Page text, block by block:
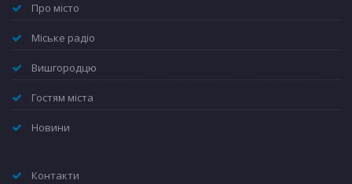
Про місто
Міське радіо
Вишгородцю
Гостям міста
Новини
Контакти